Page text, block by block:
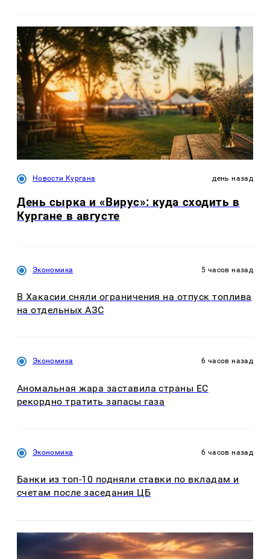
Новости Кургана день назад
День сырка и «Вирус»: куда сходить в
Кургане в августе
Экономика 5 часов назад
В Хакасии сняли ограничения на отпуск топлива
на отдельных АЗС
Экономика 6 часов назад
Аномальная жара заставила страны ЕС
рекордно тратить запасы газа
Экономика 6 часов назад
Банки из топ-10 подняли ставки по вкладам и
счетам после заседания ЦБ